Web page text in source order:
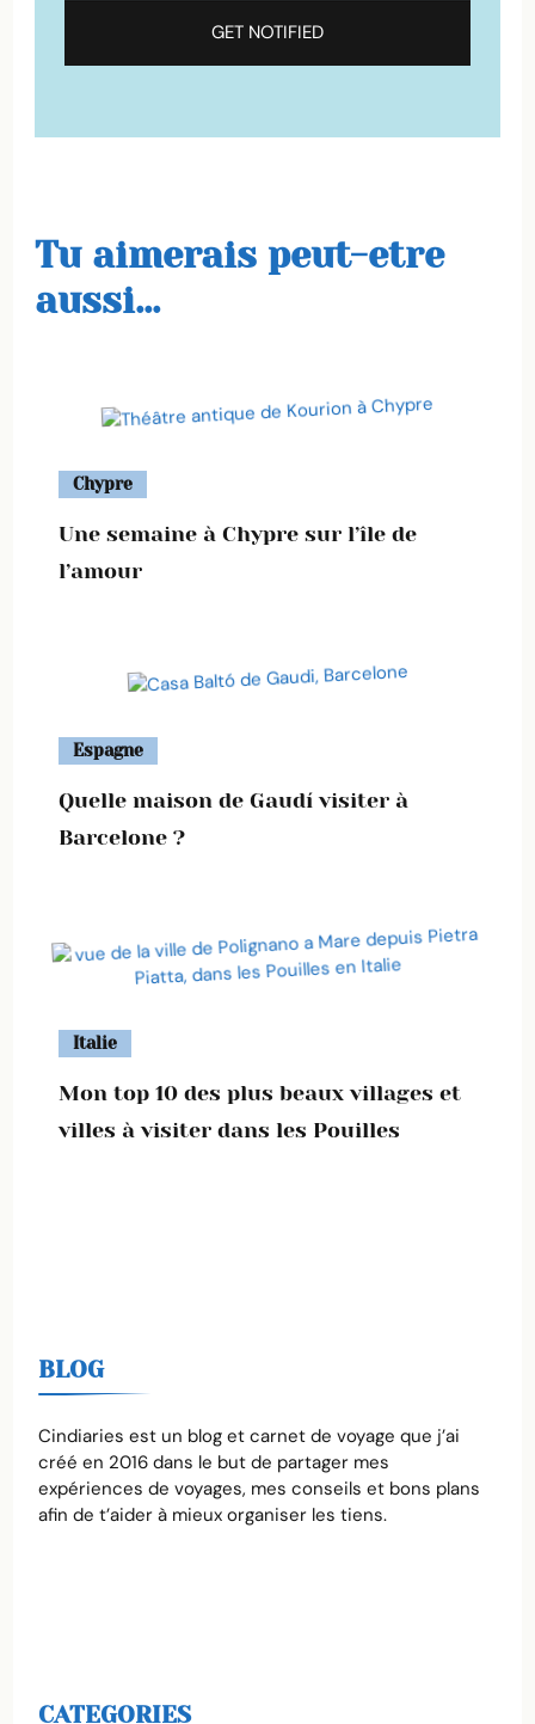
Tu aimerais peut-etre
aussi...
Chypre
Une semaine à Chypre sur l’île de
l’amour
Espagne
Quelle maison de Gaudí visiter à
Barcelone ?
Italie
Mon top 10 des plus beaux villages et
villes à visiter dans les Pouilles
BLOG
Cindiaries est un blog et carnet de voyage que j’ai
créé en 2016 dans le but de partager mes
expériences de voyages, mes conseils et bons plans
afin de t’aider à mieux organiser les tiens.
CATEGORIES